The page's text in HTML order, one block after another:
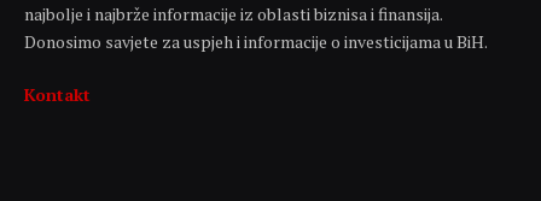
najbolje i najbrže informacije iz oblasti biznisa i finansija.
Donosimo savjete za uspjeh i informacije o investicijama u BiH.
Kontakt